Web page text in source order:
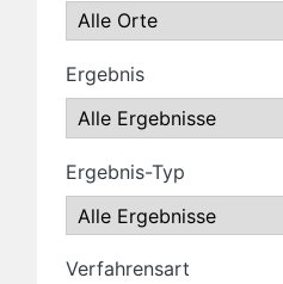
Ergebnis
Ergebnis-Typ
Verfahrensart